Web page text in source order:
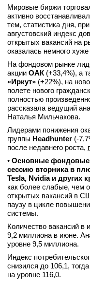
Мировые биржи
активно
тем, статистика дня,
августовский индекс
открытых вакансий на
оказалась немного
На фондовом рынке
акции ОАК (+33,4%), а
«Иркут» (+22%), на
полете нового
полностью
рассказала ведущий
Наталья Мильчакова.
Лидерами понижения
группы Headhunter (-
после недавнего роста,
• Основные фондовые
сессию вторника в
Tesla, Nvidia и других
как более слабые, чем
открытых вакансий в
паузу в цикле
системы.
Количество вакансий в
9,2 миллиона в июне.
уровне 9,5 миллиона.
Индекс
снизился до 106,1,
на уровне 116,0.